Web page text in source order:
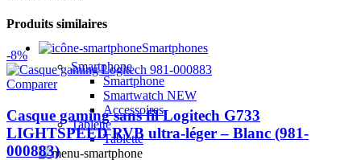
Smartphones
Smartphone
Smartphone
Smartwatch NEW
Accessoires
Tablette
Tablette
Produits similaires
-8%
Comparer
Casque gaming sans fil Logitech G733
LIGHTSPEED RVB ultra-léger – Blanc (981-
000883)